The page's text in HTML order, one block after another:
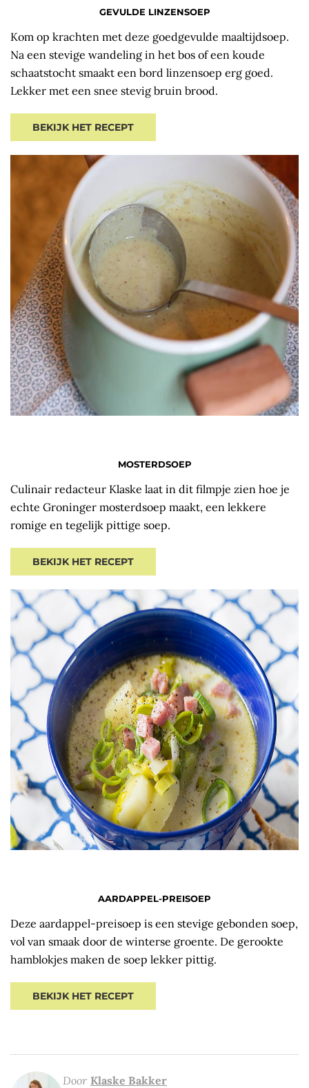
GEVULDE LINZENSOEP
Kom op krachten met deze goedgevulde maaltijdsoep.
Na een stevige wandeling in het bos of een koude
schaatstocht smaakt een bord linzensoep erg goed.
Lekker met een snee stevig bruin brood.
BEKIJK HET RECEPT
MOSTERDSOEP
Culinair redacteur Klaske laat in dit filmpje zien hoe je
echte Groninger mosterdsoep maakt, een lekkere
romige en tegelijk pittige soep.
BEKIJK HET RECEPT
AARDAPPEL-PREISOEP
Deze aardappel-preisoep is een stevige gebonden soep,
vol van smaak door de winterse groente. De gerookte
hamblokjes maken de soep lekker pittig.
BEKIJK HET RECEPT
Door Klaske Bakker